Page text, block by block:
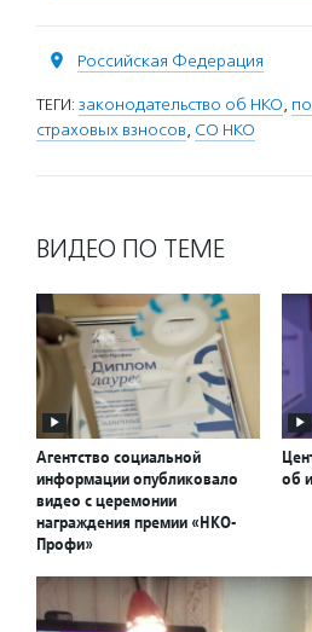
Российская Федерация
ТЕГИ: законодательство об НКО,
страховых взносов, СО НКО
ВИДЕО ПО ТЕМЕ
Агентство социальной
информации опубликовало
видео с церемонии
награждения премии «НКО-
Профи»
об